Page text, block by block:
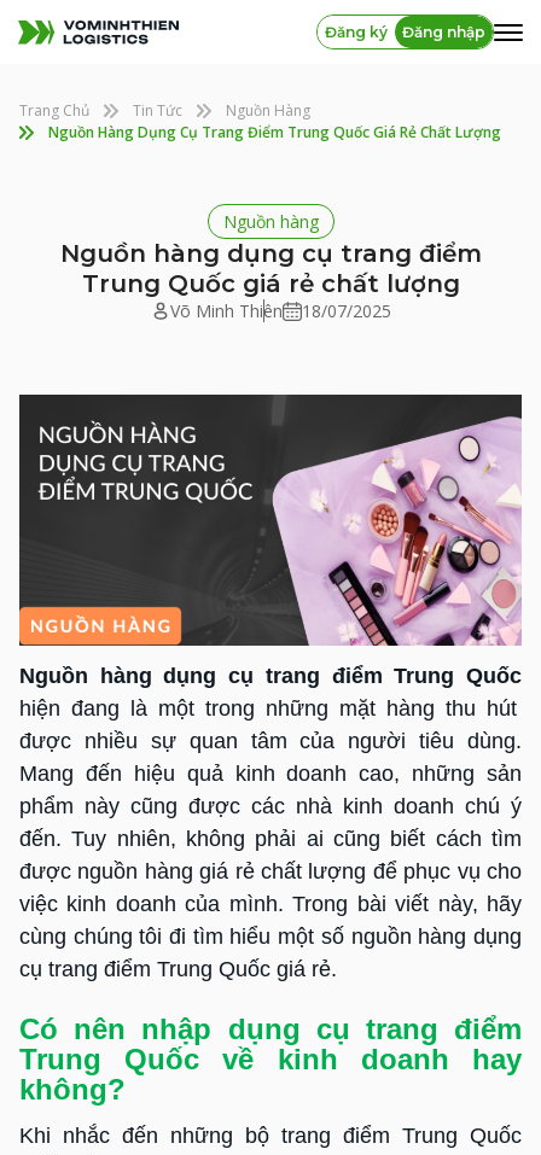
Đăng ký Đăng nhập
Trang Chủ Tin Tức
Nguồn Hàng
Nguồn Hàng Dụng Cụ Trang Điểm Trung Quốc Giá Rẻ Chất Lượng
Nguồn hàng
Nguồn hàng dụng cụ trang điểm
Trung Quốc giá rẻ chất lượng
Võ Minh Thiên 18/07/2025
Nguồn hàng dụng cụ trang điểm Trung Quốc
hiện đang là một trong những mặt hàng thu hút
được nhiều sự quan tâm của người tiêu dùng.
Mang đến hiệu quả kinh doanh cao, những sản
phẩm này cũng được các nhà kinh doanh chú ý
đến. Tuy nhiên, không phải ai cũng biết cách tìm
được nguồn hàng giá rẻ chất lượng để phục vụ cho
việc kinh doanh của mình. Trong bài viết này, hãy
cùng chúng tôi đi tìm hiểu một số nguồn hàng dụng
cụ trang điểm Trung Quốc giá rẻ.
Có nên nhập dụng cụ trang điểm
Trung Quốc về kinh doanh hay
không?
Khi nhắc đến những bộ trang điểm Trung Quốc